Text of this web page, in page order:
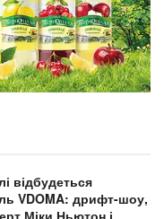
відбудеться
VDOMA: дрифт-шоу,
Міки Ньютон і